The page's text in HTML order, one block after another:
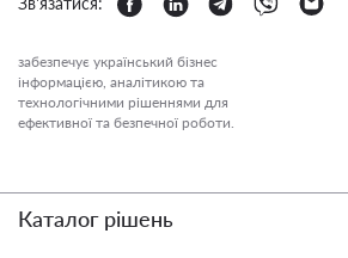
забезпечує український бізнес
інформацією, аналітикою та
технологічними рішеннями для
ефективної та безпечної роботи.
Каталог рішень